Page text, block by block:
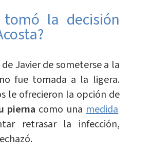
tomó la decisión
de Javier de someterse a la
fue tomada a la ligera.
le ofrecieron la opción de
pierna como unamedida
retrasar la infección,